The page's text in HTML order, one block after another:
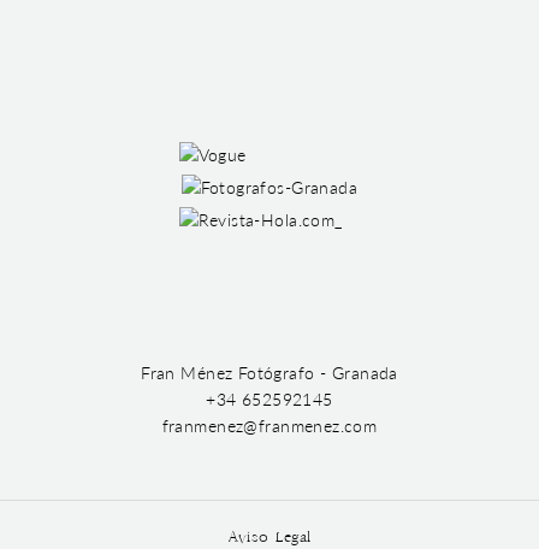
Fran Ménez Fotógrafo - Granada
+34 652592145
franmenez@franmenez.com
Aviso Legal